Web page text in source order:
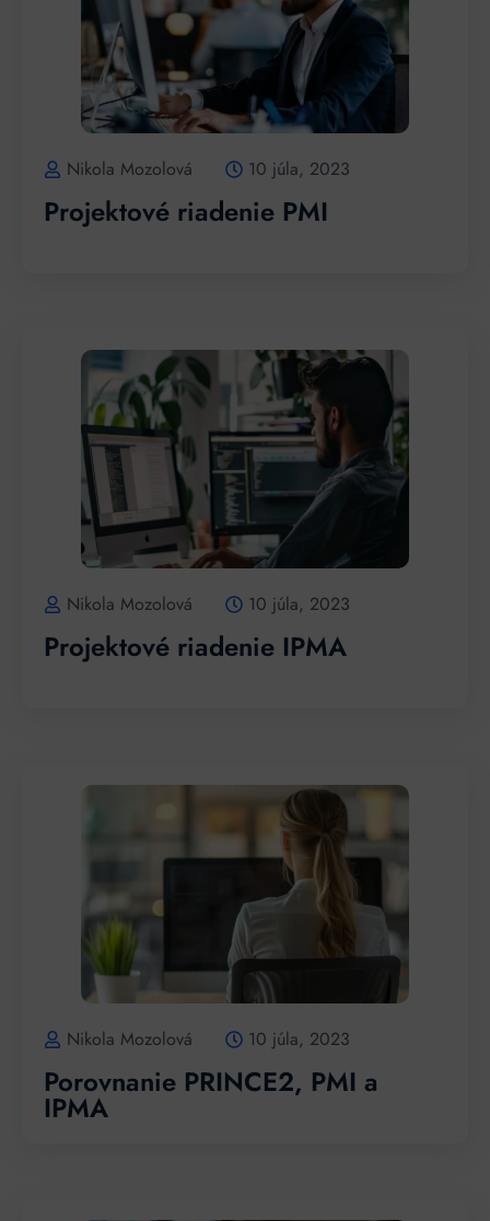
Nikola Mozolová 10 júla, 2023
Projektové riadenie PMI
Nikola Mozolová 10 júla, 2023
Projektové riadenie IPMA
Nikola Mozolová 10 júla, 2023
Porovnanie PRINCE2, PMI a
IPMA